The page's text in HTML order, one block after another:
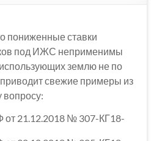
пониженные ставки
под ИЖС неприменимы
землю не по
свежие примеры из
вопросу:
21.12.2018 № 307-КГ18-